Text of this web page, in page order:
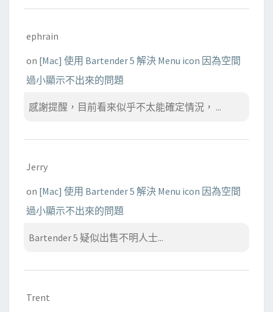
ephrain
on [Mac] 使用 Bartender 5 解決 Menu icon 因為空間
過小顯示不出來的問題
感謝提醒，目前看來似乎不太能確定情況， ...
Jerry
on [Mac] 使用 Bartender 5 解決 Menu icon 因為空間
過小顯示不出來的問題
Bartender 5 疑似出售不明人士...
Trent